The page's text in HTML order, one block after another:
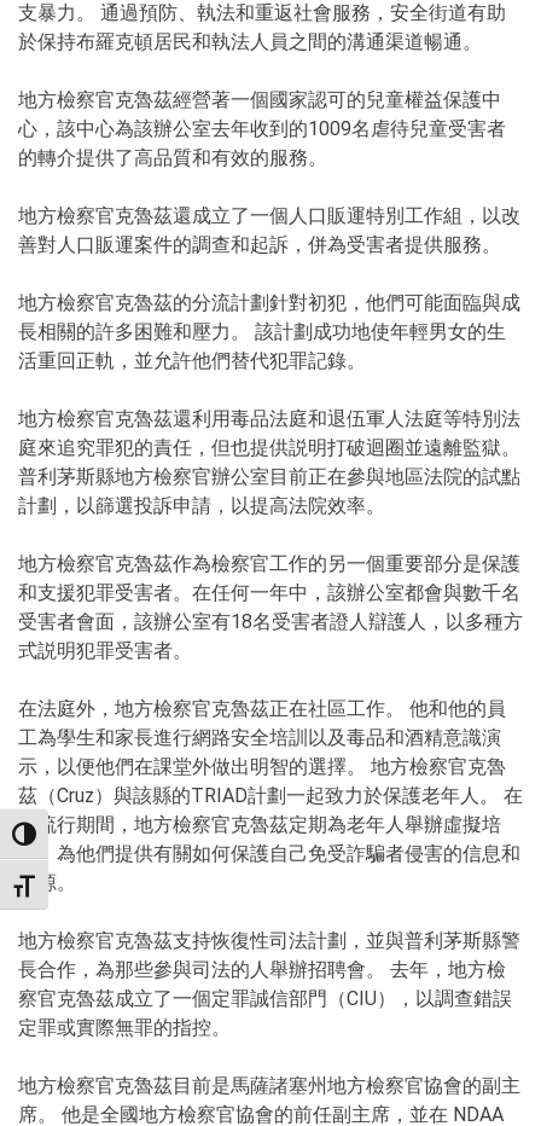
TOGGLE HIGH CONTRAST
TOGGLE FONT SIZE
支暴力。 通過預防、執法和重返社會服務，安全街道有助
於保持布羅克頓居民和執法人員之間的溝通渠道暢通。
地方檢察官克魯茲經營著一個國家認可的兒童權益保護中
心，該中心為該辦公室去年收到的1009名虐待兒童受害者
的轉介提供了高品質和有效的服務。
地方檢察官克魯茲還成立了一個人口販運特別工作組，以改
善對人口販運案件的調查和起訴，併為受害者提供服務。
地方檢察官克魯茲的分流計劃針對初犯，他們可能面臨與成
長相關的許多困難和壓力。 該計劃成功地使年輕男女的生
活重回正軌，並允許他們替代犯罪記錄。
地方檢察官克魯茲還利用毒品法庭和退伍軍人法庭等特別法
庭來追究罪犯的責任，但也提供説明打破迴圈並遠離監獄。
普利茅斯縣地方檢察官辦公室目前正在參與地區法院的試點
計劃，以篩選投訴申請，以提高法院效率。
地方檢察官克魯茲作為檢察官工作的另一個重要部分是保護
和支援犯罪受害者。在任何一年中，該辦公室都會與數千名
受害者會面，該辦公室有18名受害者證人辯護人，以多種方
式説明犯罪受害者。
在法庭外，地方檢察官克魯茲正在社區工作。 他和他的員
工為學生和家長進行網路安全培訓以及毒品和酒精意識演
示，以便他們在課堂外做出明智的選擇。 地方檢察官克魯
茲（Cruz）與該縣的TRIAD計劃一起致力於保護老年人。 在
大流行期間，地方檢察官克魯茲定期為老年人舉辦虛擬培
訓，為他們提供有關如何保護自己免受詐騙者侵害的信息和
資源。
地方檢察官克魯茲支持恢復性司法計劃，並與普利茅斯縣警
長合作，為那些參與司法的人舉辦招聘會。 去年，地方檢
察官克魯茲成立了一個定罪誠信部門（CIU），以調查錯誤
定罪或實際無罪的指控。
地方檢察官克魯茲目前是馬薩諸塞州地方檢察官協會的副主
席。 他是全國地方檢察官協會的前任副主席，並在 NDAA